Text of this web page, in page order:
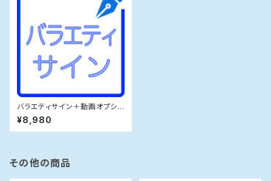
バラエティサイン＋動画オプショ
ン
¥8,980
その他の商品